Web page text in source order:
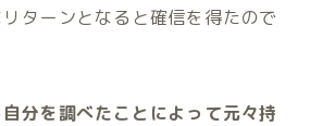
ターンとなると確信を得たので
分を調べたことによって元々持